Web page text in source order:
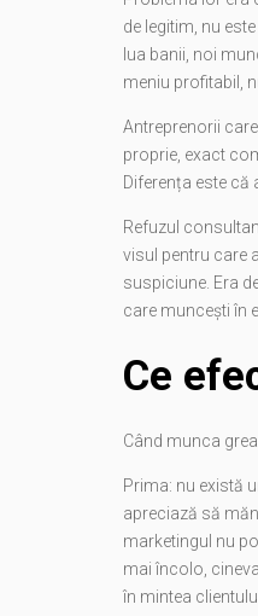
de legitim, nu
lua banii, noi
meniu profitabil,
Antreprenorii
proprie, exact
Diferența este că
Refuzul
visul pentru care
suspiciune. Era
care muncești în
Ce
Când munca
Prima: nu există
apreciază să
marketingul nu
mai încolo,
în mintea